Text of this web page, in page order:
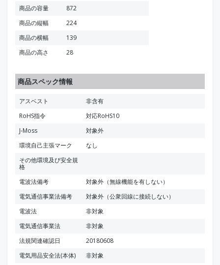
商品の容量
872
商品の縦幅
224
商品の横幅
139
商品の高さ
28
商品スペック情報
アスベスト
非含有
RoHS指令
対応RoHS10
J-Moss
対象外
環境自己主張マーク
なし
その他環境及び安全規
格
電波法備考
対象外（無線機能を有しない）
電気通信事業法備考
対象外（公衆回線に接続しない）
電波法
非対象
電気通信事業法
非対象
法規関連確認日
20180608
電気用品安全法(本体)
非対象